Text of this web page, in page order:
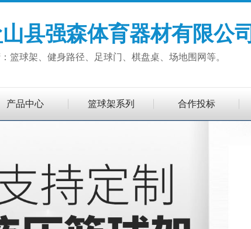
县强森体育器材有限公司
篮球架、健身路径、足球门、棋盘桌、场地围网等。
产品中心 篮球架系列 合作投标